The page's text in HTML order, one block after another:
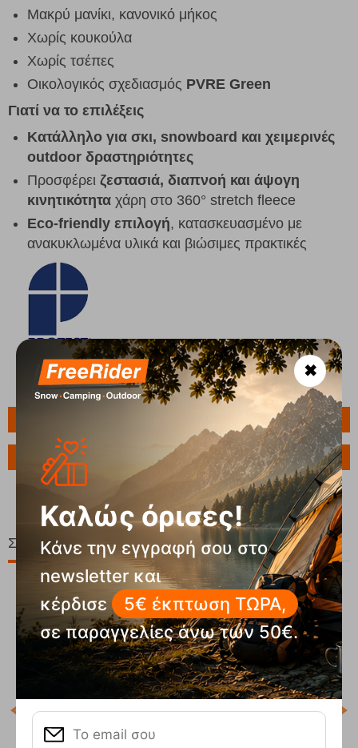
Μακρύ μανίκι, κανονικό μήκος
Χωρίς κουκούλα
Χωρίς τσέπες
Οικολογικός σχεδιασμός PVRE Green
Γιατί να το επιλέξεις
Κατάλληλο για σκι, snowboard και χειμερινές
outdoor δραστηριότητες
Προσφέρει ζεστασιά, διαπνοή και άψογη
κινητικότητα χάρη στο 360° stretch fleece
Eco-friendly επιλογή, κατασκευασμένο με
ανακυκλωμένα υλικά και βιώσιμες πρακτικές
Ερώτηση για το προϊόν
Σχετικά Προϊόντα
20%
✖
Καλώς όρισες!
Κάνε την εγγραφή σου στο
newsletter και
κέρδισε
5€ έκπτωση ΤΩΡΑ,
σε παραγγελίες άνω των 50€.